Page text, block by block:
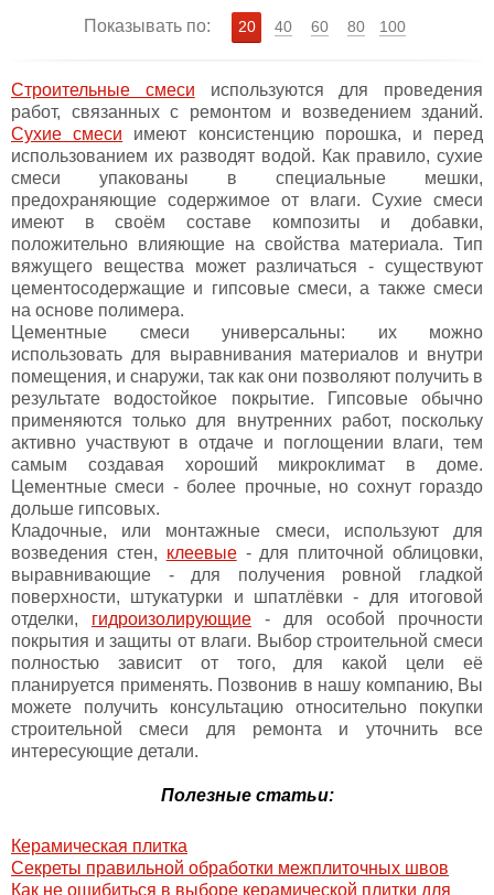
Показывать по: 20 40 60 80 100
Строительные смеси используются для проведения
работ, связанных с ремонтом и возведением зданий.
Сухие смеси имеют консистенцию порошка, и перед
использованием их разводят водой. Как правило, сухие
смеси упакованы в специальные мешки,
предохраняющие содержимое от влаги. Сухие смеси
имеют в своём составе композиты и добавки,
положительно влияющие на свойства материала. Тип
вяжущего вещества может различаться - существуют
цементосодержащие и гипсовые смеси, а также смеси
на основе полимера.
Цементные смеси универсальны: их можно
использовать для выравнивания материалов и внутри
помещения, и снаружи, так как они позволяют получить в
результате водостойкое покрытие. Гипсовые обычно
применяются только для внутренних работ, поскольку
активно участвуют в отдаче и поглощении влаги, тем
самым создавая хороший микроклимат в доме.
Цементные смеси - более прочные, но сохнут гораздо
дольше гипсовых.
Кладочные, или монтажные смеси, используют для
возведения стен, клеевые- для плиточной облицовки,
выравнивающие - для получения ровной гладкой
поверхности, штукатурки и шпатлёвки - для итоговой
отделки, гидроизолирующие - для особой прочности
покрытия и защиты от влаги. Выбор строительной смеси
полностью зависит от того, для какой цели её
планируется применять. Позвонив в нашу компанию, Вы
можете получить консультацию относительно покупки
строительной смеси для ремонта и уточнить все
интересующие детали.
Полезные статьи:
Керамическая плитка
Секреты правильной обработки межплиточных швов
Как не ошибиться в выборе керамической плитки для